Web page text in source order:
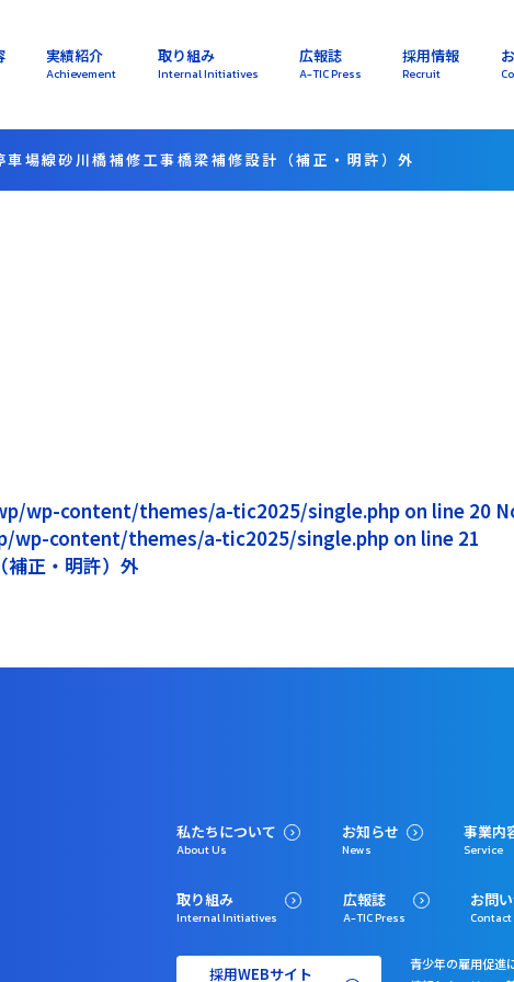
実績紹介
Achievement
取り組み
Internal Initiatives
広報誌
A-TIC Press
採用情報
Recruit
場線砂川橋補修工事橋梁補修設計（補正・明許）外
wp-content/themes/a-tic2025/single.php on line 20
content/themes/a-tic2025/single.php on line 21
正・明許）外
私たちについて
About Us
お知らせ
News
事業内
Service
取り組み
Internal Initiatives
広報誌
A-TIC Press
お問
Contact
採用WEBサイト
青少年の雇用促進